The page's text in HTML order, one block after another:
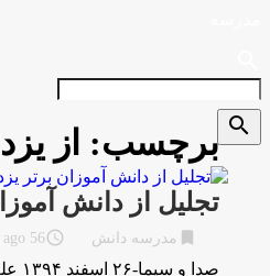
برچسب: از
تجلیل از دانش
مدرسه دانش access_time
56 years ago
صدا و سیما-۲۶ اسفند ۱۳۹۴ علم و فناوری دانلود فیلم خارجی
search